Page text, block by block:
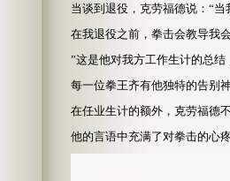
当谈到退役，克劳福德说：“当
在我退役之前，拳击会教导我
”这是他对我方工作生计的总结
每一位拳王齐有他独特的告别
在任业生计的额外，克劳福德
他的言语中充满了对拳击的心